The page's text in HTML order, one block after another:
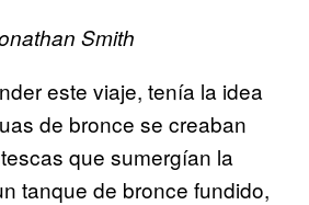
Smith
este viaje, tenía la idea
de bronce se creaban
que sumergían la
tanque de bronce fundido,